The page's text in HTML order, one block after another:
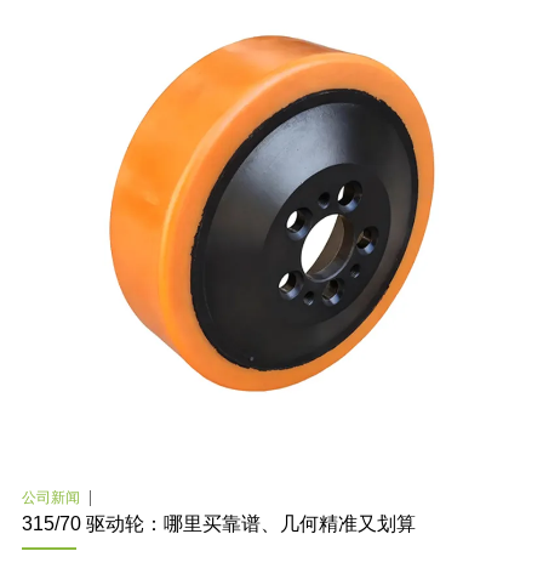
公司新闻
315/70 驱动轮：哪里买靠谱、几何精准又划算